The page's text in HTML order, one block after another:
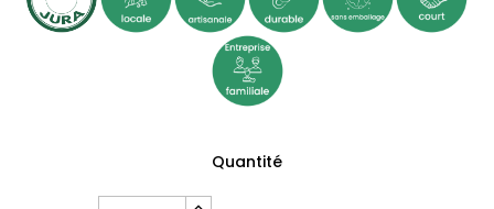
Quantité